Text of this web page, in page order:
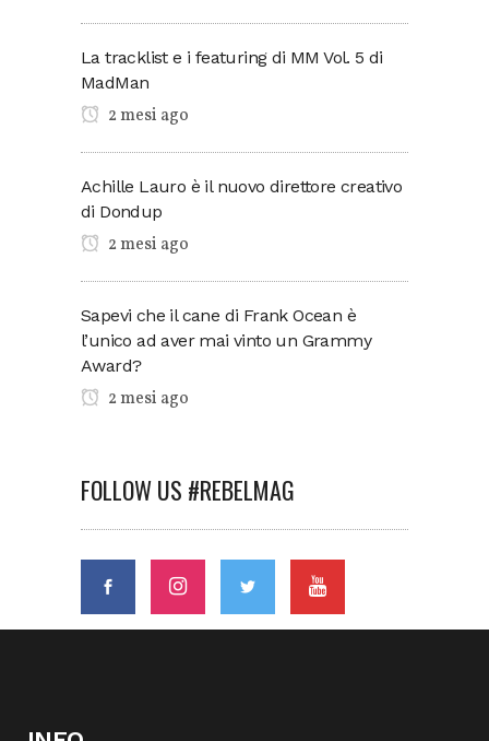
La tracklist e i featuring di MM Vol. 5 di
MadMan
2 mesi ago
Achille Lauro è il nuovo direttore creativo
di Dondup
2 mesi ago
Sapevi che il cane di Frank Ocean è
l’unico ad aver mai vinto un Grammy
Award?
2 mesi ago
FOLLOW US #REBELMAG